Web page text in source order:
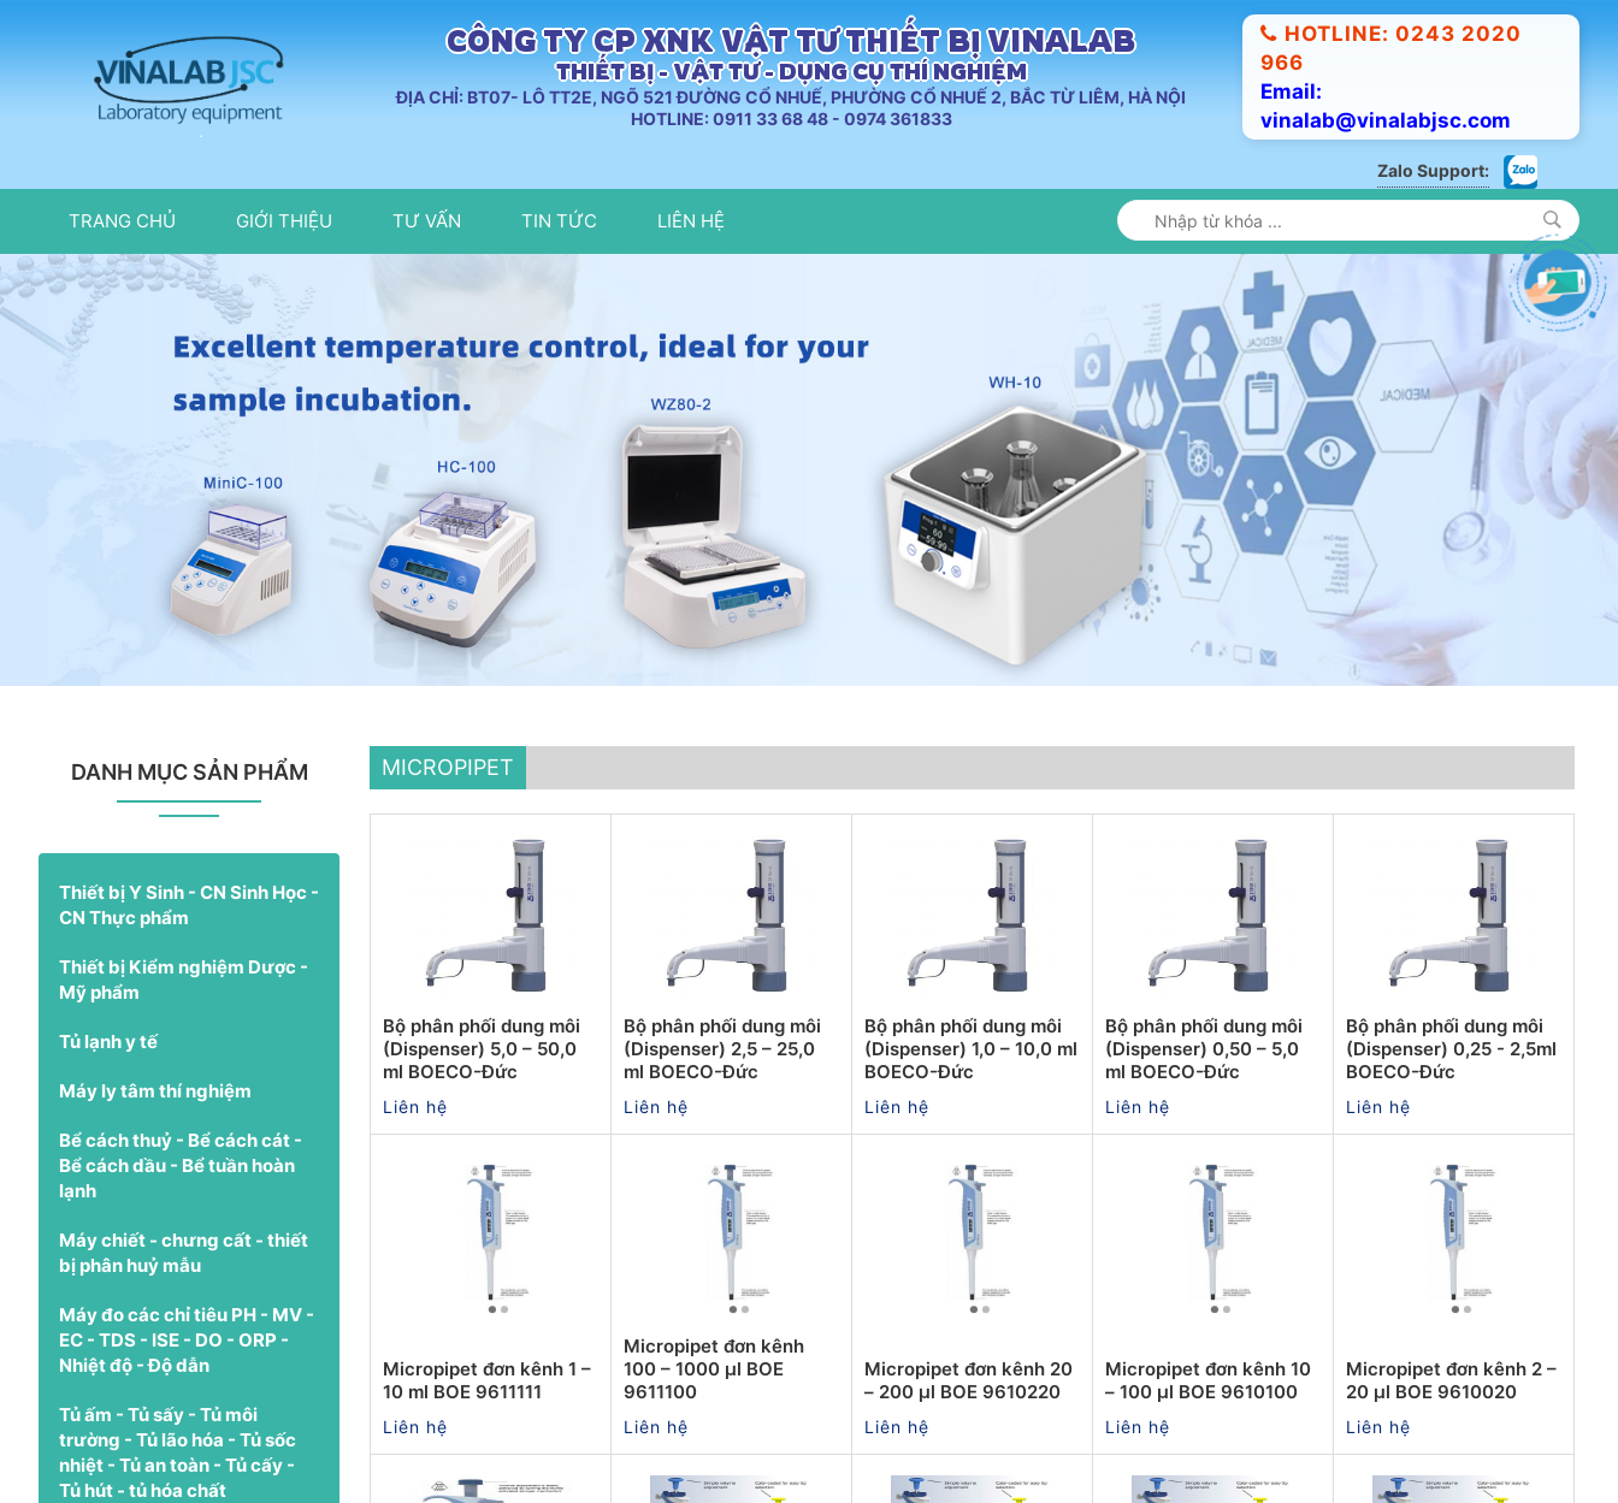
CÔNG TY CP XNK VẬT TƯ THIẾT BỊ VINALAB
THIẾT BỊ - VẬT TƯ - DỤNG CỤ THÍ NGHIỆM
ĐỊA CHỈ: BT07- LÔ TT2E, NGÕ 521 ĐƯỜNG CỔ NHUẾ, PHƯỜNG CỔ NHUẾ 2, BẮC TỪ LIÊM, HÀ NỘI
HOTLINE: 0911 33 68 48 - 0974 361833
HOTLINE: 0243 2020
966
Email:
vinalab@vinalabjsc.com
Zalo Support:
TRANG CHỦ GIỚI THIỆU TƯ VẤN TIN TỨC LIÊN HỆ
DANH MỤC SẢN PHẨM
Thiết bị Y Sinh - CN Sinh Học -
CN Thực phẩm
Thiết bị Kiểm nghiệm Dược -
Mỹ phẩm
Tủ lạnh y tế
Máy ly tâm thí nghiệm
Bể cách thuỷ - Bể cách cát -
Bể cách dầu - Bể tuần hoàn
lạnh
Máy chiết - chưng cất - thiết
bị phân huỷ mẫu
Máy đo các chỉ tiêu PH - MV -
EC - TDS - ISE - DO - ORP -
Nhiệt độ - Độ dẫn
Tủ ấm - Tủ sấy - Tủ môi
trường - Tủ lão hóa - Tủ sốc
nhiệt - Tủ an toàn - Tủ cấy -
Tủ hút - tủ hóa chất
MICROPIPET
Bộ phân phối dung môi
(Dispenser) 5,0 – 50,0
ml BOECO-Đức
Liên hệ
Bộ phân phối dung môi
(Dispenser) 2,5 – 25,0
ml BOECO-Đức
Liên hệ
Bộ phân phối dung môi
(Dispenser) 1,0 – 10,0 ml
BOECO-Đức
Liên hệ
Bộ phân phối dung môi
(Dispenser) 0,50 – 5,0
ml BOECO-Đức
Liên hệ
Bộ phân phối dung môi
(Dispenser) 0,25 - 2,5ml
BOECO-Đức
Liên hệ
Micropipet đơn kênh 1 –
10 ml BOE 9611111
Liên hệ
Micropipet đơn kênh
100 – 1000 µl BOE
9611100
Liên hệ
Micropipet đơn kênh 20
– 200 µl BOE 9610220
Liên hệ
Micropipet đơn kênh 10
– 100 µl BOE 9610100
Liên hệ
Micropipet đơn kênh 2 –
20 µl BOE 9610020
Liên hệ